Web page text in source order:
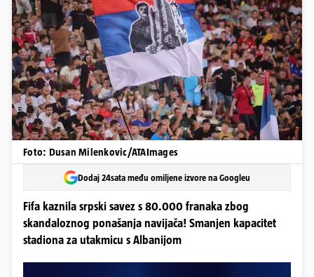
Foto: Dusan Milenkovic/ATAImages
Dodaj 24sata među omiljene izvore na Googleu
Fifa kaznila srpski savez s 80.000 franaka zbog
skandaloznog ponašanja navijača! Smanjen kapacitet
stadiona za utakmicu s Albanijom